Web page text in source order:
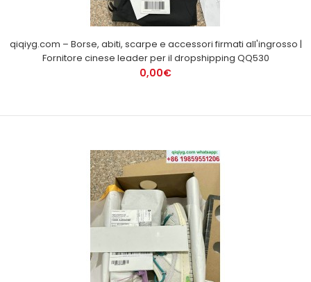
qiqiyg.com – Borse, abiti, scarpe e accessori firmati all'ingrosso |
Fornitore cinese leader per il dropshipping QQ530
0,00€